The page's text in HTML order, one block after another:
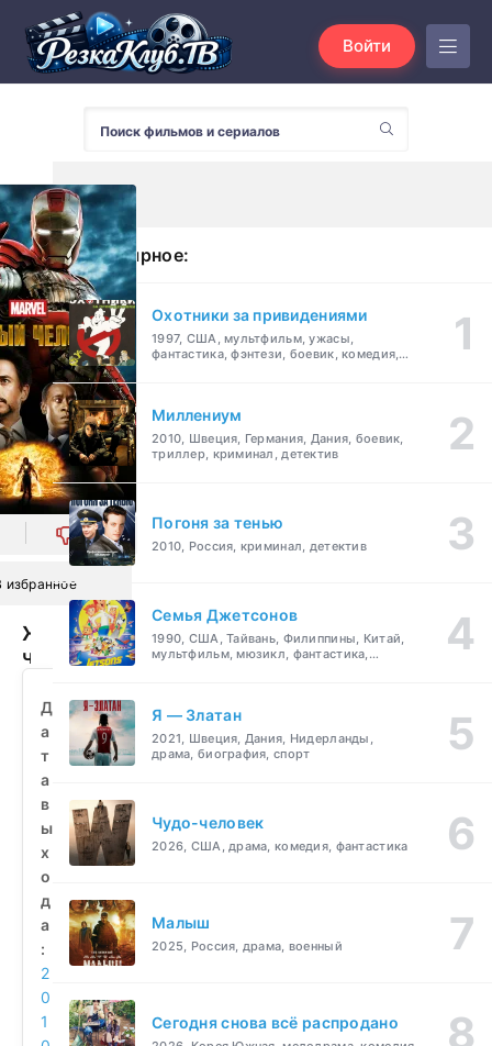
Войти
0
избранное
Железный
человек
(2010)
смотреть
бесплатно
Д
а
т
а
в
ы
х
о
д
а
:
2
0
1
Популярное:
Охотники за привидениями
1997, США, мультфильм, ужасы,
фантастика, фэнтези, боевик, комедия,
Миллениум
2010, Швеция, Германия, Дания, боевик,
триллер, криминал, детектив
Погоня за тенью
2010, Россия, криминал, детектив
Семья Джетсонов
1990, США, Тайвань, Филиппины, Китай,
мультфильм, мюзикл, фантастика,
Я — Златан
2021, Швеция, Дания, Нидерланды,
драма, биография, спорт
Чудо-человек
2026, США, драма, комедия, фантастика
Малыш
2025, Россия, драма, военный
Сегодня снова всё распродано